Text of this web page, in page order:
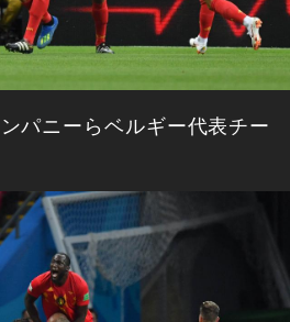
パニーらベルギー代表チー